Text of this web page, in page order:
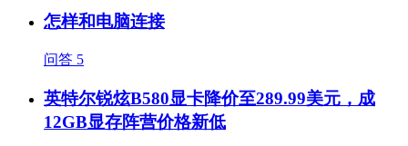
怎样和电脑连接
问答 5
英特尔锐炫B580显卡降价至289.99美元，成
12GB显存阵营价格新低